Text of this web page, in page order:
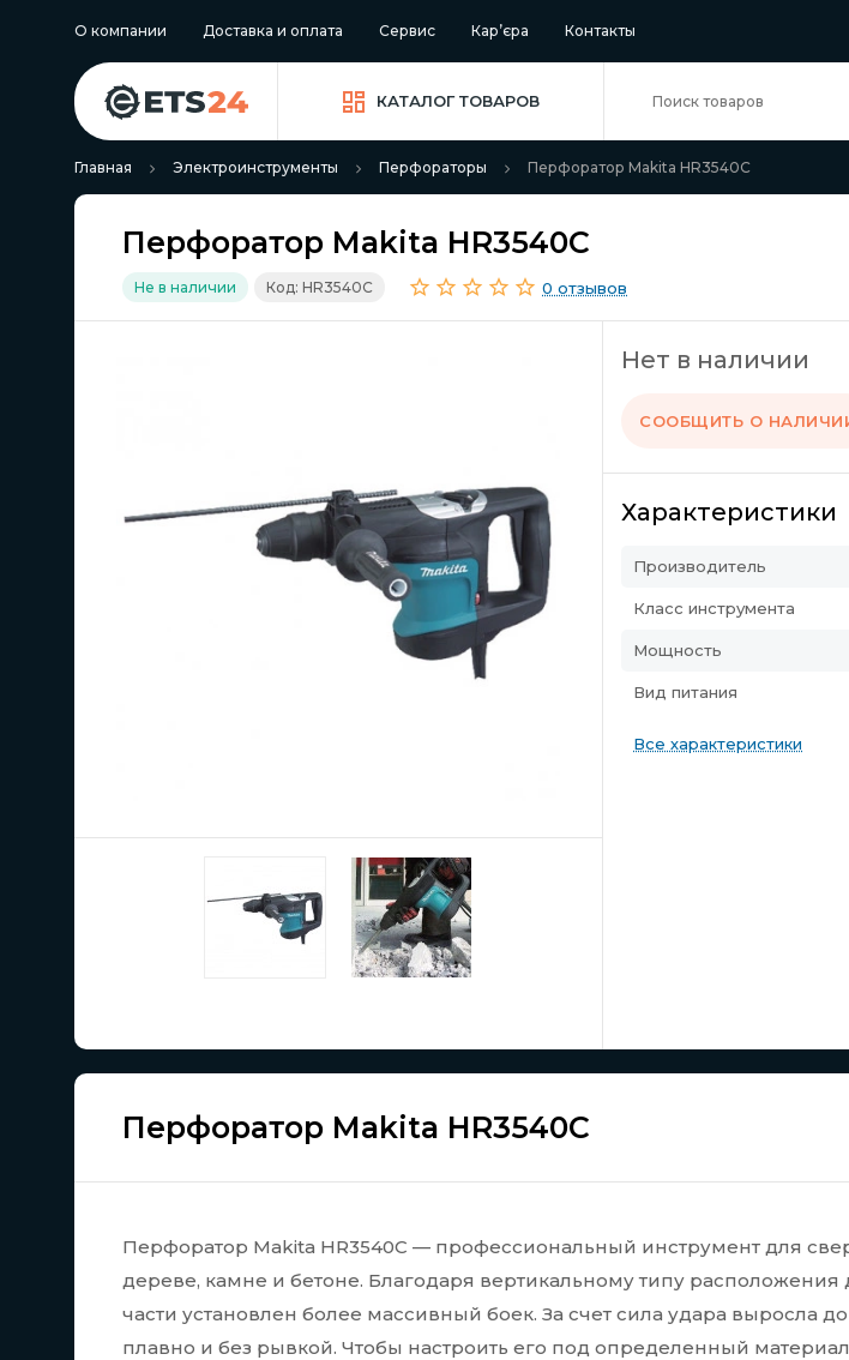
О компании Доставка и оплата Сервис Кар’єра Контакты
КАТАЛОГ ТОВАРОВ
Главная Электроинструменты Перфораторы Перфоратор Makita HR3540C
Перфоратор Makita HR3540C
Не в наличии Код: HR3540C 0 отзывов
Нет в наличии
СООБЩИТЬ О
Характеристики
Производитель
Класс инструмента
Мощность
Вид питания
Все характеристики
Перфоратор Makita HR3540C
Перфоратор Makita HR3540C — профессиональный инструмент для
дереве, камне и бетоне. Благодаря вертикальному типу расположения
части установлен более массивный боек. За счет сила удара выросла
плавно и без рывкой. Чтобы настроить его под определенный